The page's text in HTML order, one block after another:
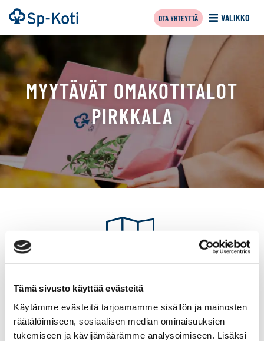
Tämä sivusto käyttää evästeitä
Käytämme evästeitä tarjoamamme sisällön ja mainosten
räätälöimiseen, sosiaalisen median ominaisuuksien
tukemiseen ja kävijämäärämme analysoimiseen. Lisäksi
Siirry
sisältöön
Etusivu VALIKKO
OTA YHTEYTTÄ
MYYTÄVÄT OMAKOTITALOT
PIRKKALA
Tällä
sivulla
seuraavat
kohteet:
omakotitalo,
erillistalo,
maatila
Ei kohteita tällä hetkellä.
Katso kaikki kohteemme